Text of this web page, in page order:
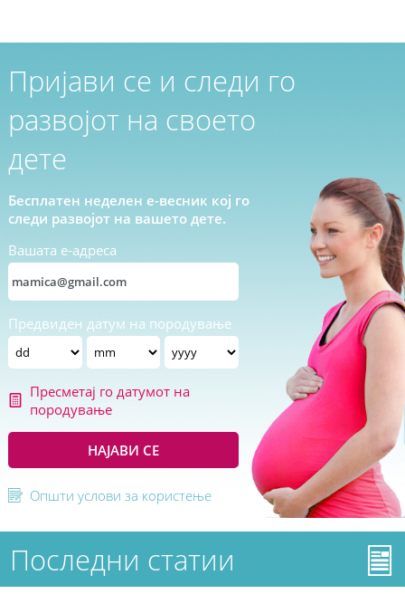
Пријави се и следи го
развојот на своето
дете
Бесплатен неделен е-весник кој го
следи развојот на вашето дете.
Вашата е-адреса
Предвиден датум на породување
Пресметај го датумот на
породување
НАЈАВИ СЕ
Општи услови за користење
Последни статии